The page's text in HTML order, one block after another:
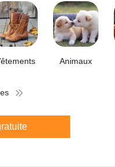
Animaux